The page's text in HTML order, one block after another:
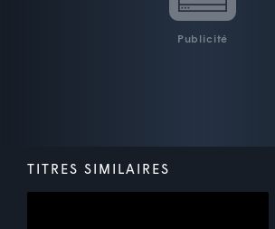
Publicité
TITRES SIMILAIRES